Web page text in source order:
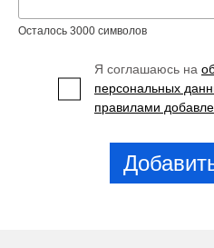
Осталось 3000 символов
Я соглашаюсь на
персональных
правилами